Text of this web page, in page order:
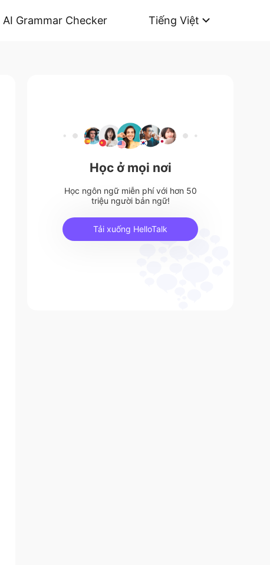
AI Grammar Checker Tiếng Việt
Học ở mọi nơi
Học ngôn ngữ miễn phí với hơn 50
triệu người bản ngữ!
Tải xuống HelloTalk